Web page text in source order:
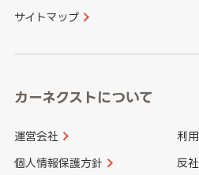
サイトマップ
カーネクストについて
運営会社 利
個人情報保護方針 反